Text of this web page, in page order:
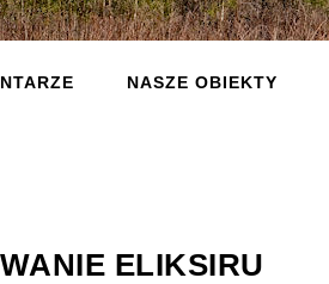
NASZE OBIEKTY
ELIKSIRU